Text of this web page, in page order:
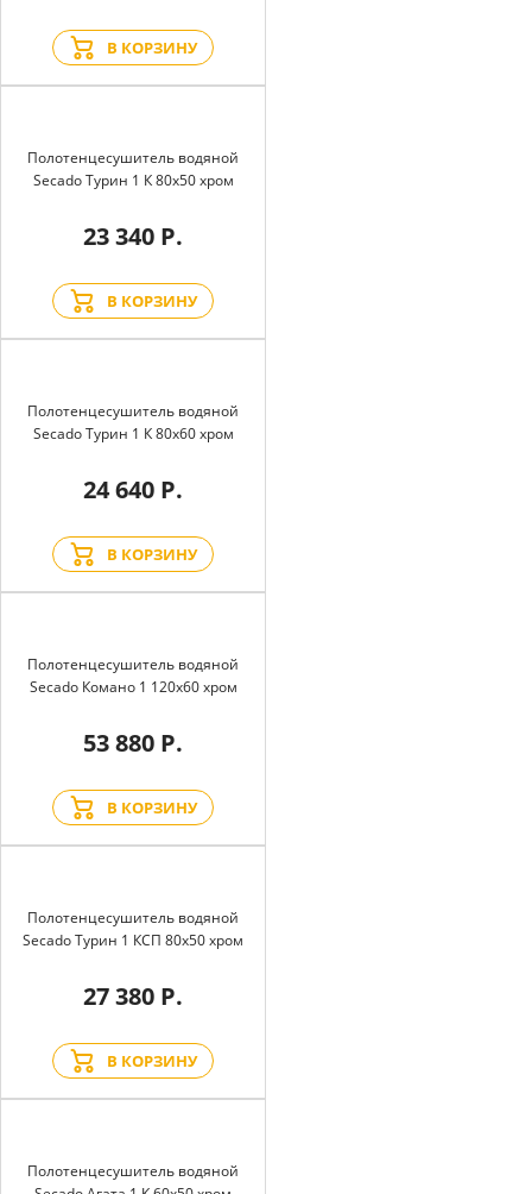
В КОРЗИНУ
Полотенцесушитель водяной
Secado Турин 1 К 80x50 хром
23 340 Р.
В КОРЗИНУ
Полотенцесушитель водяной
Secado Турин 1 К 80x60 хром
24 640 Р.
В КОРЗИНУ
Полотенцесушитель водяной
Secado Комано 1 120x60 хром
53 880 Р.
В КОРЗИНУ
Полотенцесушитель водяной
Secado Турин 1 КСП 80x50 хром
27 380 Р.
В КОРЗИНУ
Полотенцесушитель водяной